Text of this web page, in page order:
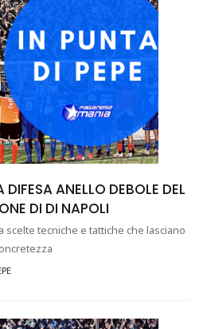
DIFESA ANELLO DEBOLE DEL
DI DI NAPOLI
scelte tecniche e tattiche che lasciano